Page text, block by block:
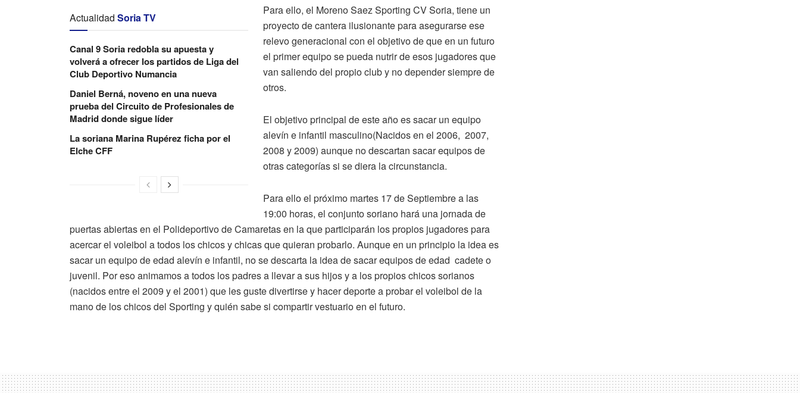
Actualidad Soria TV
Canal 9 Soria redobla su apuesta y
volverá a ofrecer los partidos de Liga del
Club Deportivo Numancia
Daniel Berná, noveno en una nueva
prueba del Circuito de Profesionales de
Madrid donde sigue líder
La soriana Marina Rupérez ficha por el
Elche CFF
Para ello, el Moreno Saez Sporting CV Soria, tiene un
proyecto de cantera ilusionante para asegurarse ese
relevo generacional con el objetivo de que en un futuro
el primer equipo se pueda nutrir de esos jugadores que
van saliendo del propio club y no depender siempre de
otros.
El objetivo principal de este año es sacar un equipo
alevín e infantil masculino(Nacidos en el 2006, 2007,
2008 y 2009) aunque no descartan sacar equipos de
otras categorías si se diera la circunstancia.
Para ello el próximo martes 17 de Septiembre a las
19:00 horas, el conjunto soriano hará una jornada de
puertas abiertas en el Polideportivo de Camaretas en la que participarán los propios jugadores para
acercar el voleibol a todos los chicos y chicas que quieran probarlo. Aunque en un principio la idea es
sacar un equipo de edad alevín e infantil, no se descarta la idea de sacar equipos de edad cadete o
juvenil. Por eso animamos a todos los padres a llevar a sus hijos y a los propios chicos sorianos
(nacidos entre el 2009 y el 2001) que les guste divertirse y hacer deporte a probar el voleibol de la
mano de los chicos del Sporting y quién sabe si compartir vestuario en el futuro.